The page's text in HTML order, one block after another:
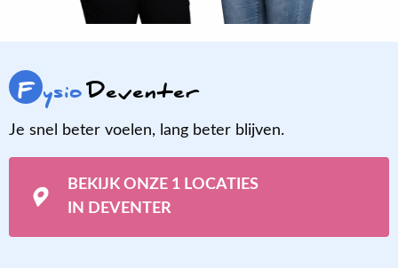
F ysioDeventer
Je snel beter voelen, lang beter blijven.
BEKIJK ONZE 1 LOCATIES
IN DEVENTER